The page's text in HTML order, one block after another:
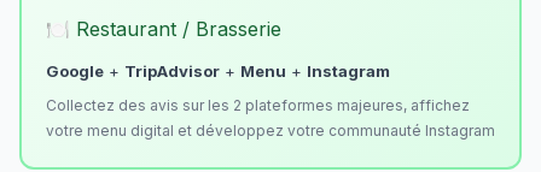
🍽️ Restaurant / Brasserie
Google + TripAdvisor + Menu + Instagram
Collectez des avis sur les 2 plateformes majeures, affichez
votre menu digital et développez votre communauté Instagram